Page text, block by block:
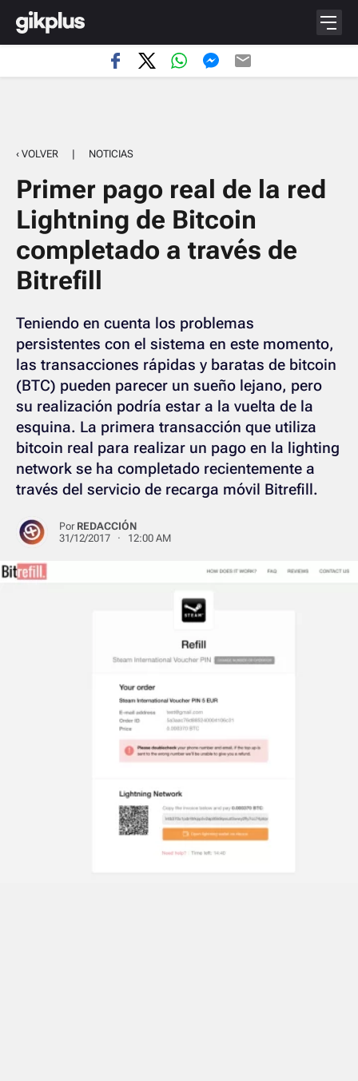
‹ VOLVER | NOTICIAS
Primer pago real de la red
Lightning de Bitcoin
completado a través de
Bitrefill
Teniendo en cuenta los problemas
persistentes con el sistema en este momento,
las transacciones rápidas y baratas de bitcoin
(BTC) pueden parecer un sueño lejano, pero
su realización podría estar a la vuelta de la
esquina. La primera transacción que utiliza
bitcoin real para realizar un pago en la lighting
network se ha completado recientemente a
través del servicio de recarga móvil Bitrefill.
Por REDACCIÓN
31/12/2017 · 12:00 AM